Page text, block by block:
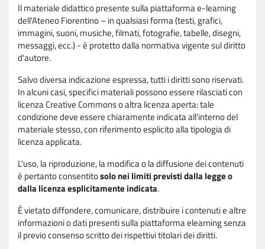
Il materiale didattico presente sulla piattaforma e-learning
dell'Ateneo Fiorentino – in qualsiasi forma (testi, grafici,
immagini, suoni, musiche, filmati, fotografie, tabelle, disegni,
messaggi, ecc.) - è protetto dalla normativa vigente sul diritto
d'autore.
Salvo diversa indicazione espressa, tutti i diritti sono riservati.
In alcuni casi, specifici materiali possono essere rilasciati con
licenza Creative Commons o altra licenza aperta: tale
condizione deve essere chiaramente indicata all'interno del
materiale stesso, con riferimento esplicito alla tipologia di
licenza applicata.
L'uso, la riproduzione, la modifica o la diffusione dei contenuti
è pertanto consentitosolo nei limiti previsti dalla legge o
dalla licenza esplicitamente indicata.
È vietato diffondere, comunicare, distribuire i contenuti e altre
informazioni o dati presenti sulla piattaforma elearning senza
il previo consenso scritto dei rispettivi titolari dei diritti.